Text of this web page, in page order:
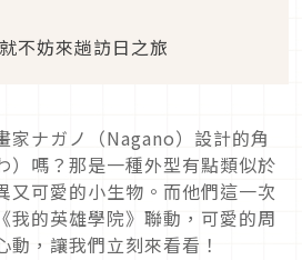
不妨來趟訪日之旅
家ナガノ（Nagano）設計的角
）嗎？那是一種外型有點類似於
又可愛的小生物。而他們這一次
我的英雄學院》聯動，可愛的周
，讓我們立刻來看看！